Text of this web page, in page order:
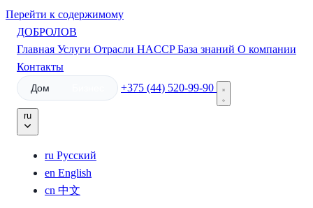
Перейти к содержимому
ДОБРОЛОВ
Главная Услуги Отрасли HACCPБаза знаний О компании
Контакты
Дом +375 (44) 520-99-90
ru
ru Русский
en English
cn 中文